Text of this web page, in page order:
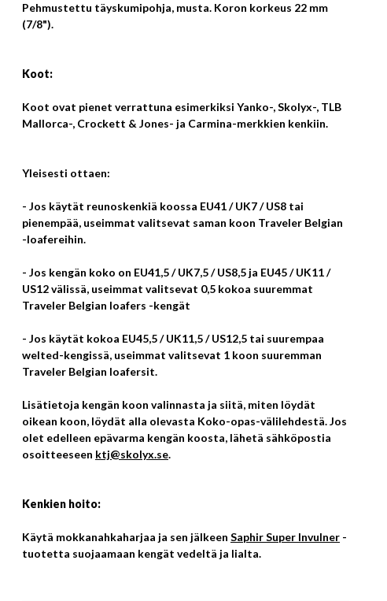
Pehmustettu täyskumipohja, musta. Koron korkeus 22 mm
(7/8").
Koot:
Koot ovat pienet verrattuna esimerkiksi Yanko-, Skolyx-, TLB
Mallorca-, Crockett & Jones- ja Carmina-merkkien kenkiin.
Yleisesti ottaen:
- Jos käytät reunoskenkiä koossa EU41 / UK7 / US8 tai
pienempää, useimmat valitsevat saman koon Traveler Belgian
-loafereihin.
- Jos kengän koko on EU41,5 / UK7,5 / US8,5 ja EU45 / UK11 /
US12 välissä, useimmat valitsevat 0,5 kokoa suuremmat
Traveler Belgian loafers -kengät
- Jos käytät kokoa EU45,5 / UK11,5 / US12,5 tai suurempaa
welted-kengissä, useimmat valitsevat 1 koon suuremman
Traveler Belgian loafersit.
Lisätietoja kengän koon valinnasta ja siitä, miten löydät
oikean koon, löydät alla olevasta Koko-opas-välilehdestä. Jos
olet edelleen epävarma kengän koosta, lähetä sähköpostia
osoitteeseen ktj@skolyx.se.
Kenkien hoito:
Käytä mokkanahkaharjaa ja sen jälkeen Saphir Super Invulner -
tuotetta suojaamaan kengät vedeltä ja lialta.